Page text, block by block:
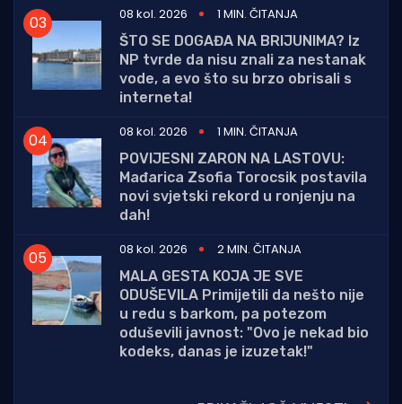
08 kol. 2026
1 MIN. ČITANJA
ŠTO SE DOGAĐA NA BRIJUNIMA? Iz
NP tvrde da nisu znali za nestanak
vode, a evo što su brzo obrisali s
interneta!
08 kol. 2026
1 MIN. ČITANJA
POVIJESNI ZARON NA LASTOVU:
Mađarica Zsofia Torocsik postavila
novi svjetski rekord u ronjenju na
dah!
08 kol. 2026
2 MIN. ČITANJA
MALA GESTA KOJA JE SVE
ODUŠEVILA Primijetili da nešto nije
u redu s barkom, pa potezom
oduševili javnost: "Ovo je nekad bio
kodeks, danas je izuzetak!"